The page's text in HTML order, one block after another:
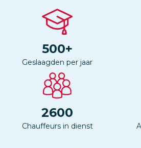
500+
Geslaagden per jaar
2600
Chauffeurs in dienst